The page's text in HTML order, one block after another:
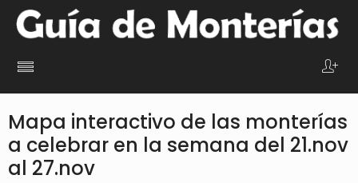
Mapa interactivo de las monterías
a celebrar en la semana del 21.nov
al 27.nov